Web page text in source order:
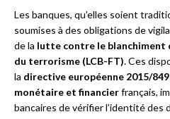
Les banques, qu’elles soient
soumises à des obligations de
de la lutte contre le blanchiment
du terrorisme (LCB-FT). Ces
la directive européenne 2015/849
monétaire et financierfrançais,
bancaires de vérifier l’identité